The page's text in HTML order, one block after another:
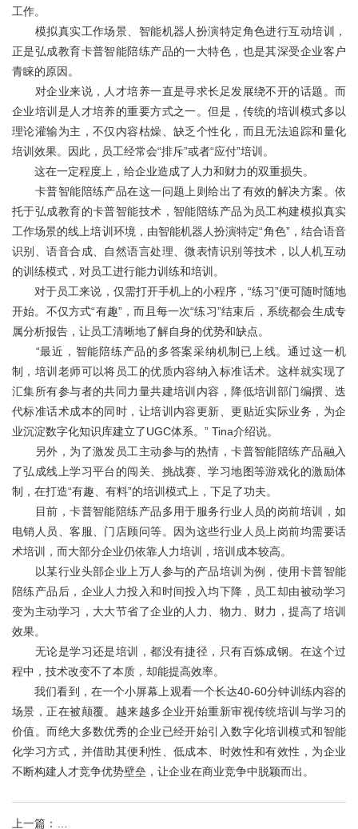
工作。
模拟真实工作场景、智能机器人扮演特定角色进行互动培训，
正是弘成教育卡普智能陪练产品的一大特色，也是其深受企业客户
青睐的原因。
对企业来说，人才培养一直是寻求长足发展绕不开的话题。而
企业培训是人才培养的重要方式之一。但是，传统的培训模式多以
理论灌输为主，不仅内容枯燥、缺乏个性化，而且无法追踪和量化
培训效果。因此，员工经常会“排斥”或者“应付”培训。
这在一定程度上，给企业造成了人力和财力的双重损失。
卡普智能陪练产品在这一问题上则给出了有效的解决方案。依
托于弘成教育的卡普智能技术，智能陪练产品为员工构建模拟真实
工作场景的线上培训环境，由智能机器人扮演特定“角色”，结合语音
识别、语音合成、自然语言处理、微表情识别等技术，以人机互动
的训练模式，对员工进行能力训练和培训。
对于员工来说，仅需打开手机上的小程序，“练习”便可随时随地
开始。不仅方式“有趣”，而且每一次“练习”结束后，系统都会生成专
属分析报告，让员工清晰地了解自身的优势和缺点。
“最近，智能陪练产品的多答案采纳机制已上线。通过这一机
制，培训老师可以将员工的优质内容纳入标准话术。这样就实现了
汇集所有参与者的共同力量共建培训内容，降低培训部门编撰、迭
代标准话术成本的同时，让培训内容更新、更贴近实际业务，为企
业沉淀数字化知识库建立了UGC体系。” Tina介绍说。
另外，为了激发员工主动参与的热情，卡普智能陪练产品融入
了弘成线上学习平台的闯关、挑战赛、学习地图等游戏化的激励体
制，在打造“有趣、有料”的培训模式上，下足了功夫。
目前，卡普智能陪练产品多用于服务行业人员的岗前培训，如
电销人员、客服、门店顾问等。因为这些行业人员上岗前均需要话
术培训，而大部分企业仍依靠人力培训，培训成本较高。
以某行业头部企业上万人参与的产品培训为例，使用卡普智能
陪练产品后，企业人力投入和时间投入均下降，员工却由被动学习
变为主动学习，大大节省了企业的人力、物力、财力，提高了培训
效果。
无论是学习还是培训，都没有捷径，只有百炼成钢。在这个过
程中，技术改变不了本质，却能提高效率。
我们看到，在一个小屏幕上观看一个长达40-60分钟训练内容的
场景，正在被颠覆。越来越多企业开始重新审视传统培训与学习的
价值。而绝大多数优秀的企业已经开始引入数字化培训模式和智能
化学习方式，并借助其便利性、低成本、时效性和有效性，为企业
不断构建人才竞争优势壁垒，让企业在商业竞争中脱颖而出。
上一篇 ：